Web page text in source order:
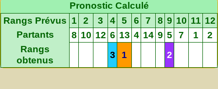
Pronostic Calculé
Rangs Prévus 1 2 3 4 5 6 7 8 9 10 11 12
Partants
8 10 12 6 13 4 14 9 5 7 1
2
Rangs
obtenus
3 1 2